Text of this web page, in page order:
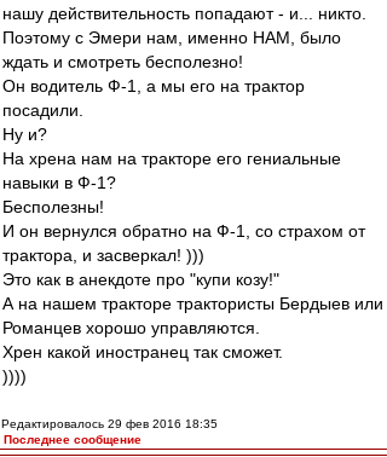
нашу действительность попадают - и... никто.
Поэтому с Эмери нам, именно НАМ, было
ждать и смотреть бесполезно!
Он водитель Ф-1, а мы его на трактор
посадили.
Ну и?
На хрена нам на тракторе его гениальные
навыки в Ф-1?
Бесполезны!
И он вернулся обратно на Ф-1, со страхом от
трактора, и засверкал! )))
Это как в анекдоте про "купи козу!"
А на нашем тракторе трактористы Бердыев или
Романцев хорошо управляются.
Хрен какой иностранец так сможет.
))))
Редактировалось 29 фев 2016 18:35
Последнее сообщение